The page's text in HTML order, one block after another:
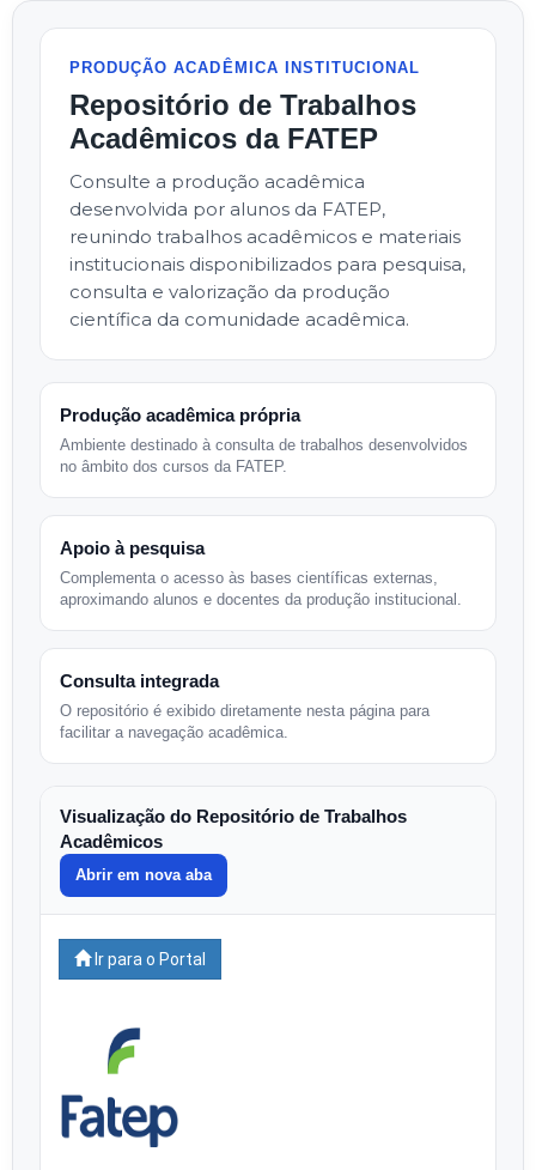
PRODUÇÃO ACADÊMICA INSTITUCIONAL
Repositório de Trabalhos
Acadêmicos da FATEP
Consulte a produção acadêmica
desenvolvida por alunos da FATEP,
reunindo trabalhos acadêmicos e materiais
institucionais disponibilizados para pesquisa,
consulta e valorização da produção
científica da comunidade acadêmica.
Produção acadêmica própria
Ambiente destinado à consulta de trabalhos desenvolvidos
no âmbito dos cursos da FATEP.
Apoio à pesquisa
Complementa o acesso às bases científicas externas,
aproximando alunos e docentes da produção institucional.
Consulta integrada
O repositório é exibido diretamente nesta página para
facilitar a navegação acadêmica.
Visualização do Repositório de Trabalhos
Acadêmicos
Abrir em nova aba